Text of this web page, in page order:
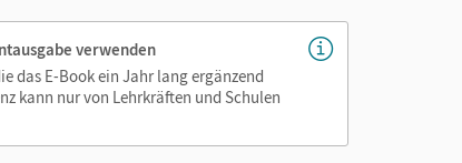
verwenden
das E-Book ein Jahr lang ergänzend
kann nur von Lehrkräften und Schulen